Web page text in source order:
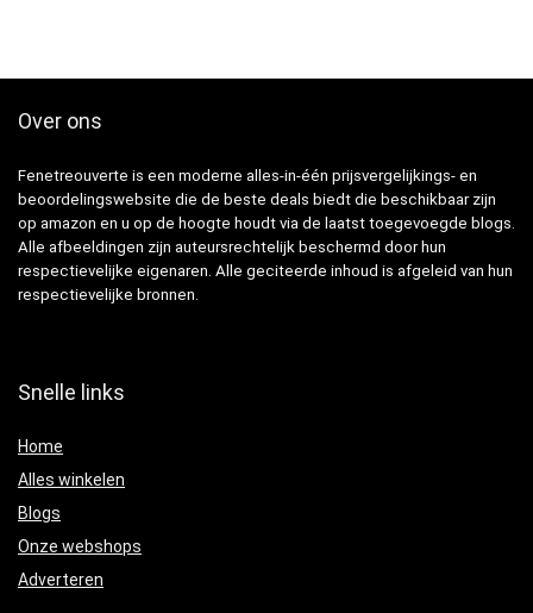
Over ons
Fenetreouverte is een moderne alles-in-één prijsvergelijkings- en
beoordelingswebsite die de beste deals biedt die beschikbaar zijn
op amazon en u op de hoogte houdt via de laatst toegevoegde blogs.
Alle afbeeldingen zijn auteursrechtelijk beschermd door hun
respectievelijke eigenaren. Alle geciteerde inhoud is afgeleid van hun
respectievelijke bronnen.
Snelle links
Home
Alles winkelen
Blogs
Onze webshops
Adverteren